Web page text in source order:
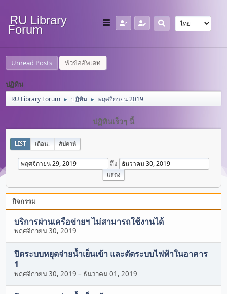
RU Library
Forum
Unread Posts หัวข้ออัพเดท
ปฏิทิน
RU Library Forum ► ปฏิทิน ► พฤศจิกายน 2019
ปฏิทินเร็วๆ นี้
LIST เดือน: สัปดาห์
ถึง
กิจกรรม
บริการผ่านเครือข่ายฯ ไม่สามารถใช้งานได้
พฤศจิกายน 30, 2019
ปิดระบบหยุดจ่ายน้ำเย็นเข้า และตัดระบบไฟฟ้าในอาคาร
1
พฤศจิกายน 30, 2019 – ธันวาคม 01, 2019